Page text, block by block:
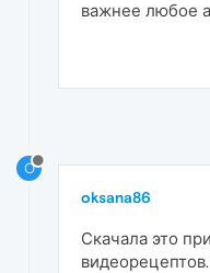
важнее любое
O
oksana86
Скачала это